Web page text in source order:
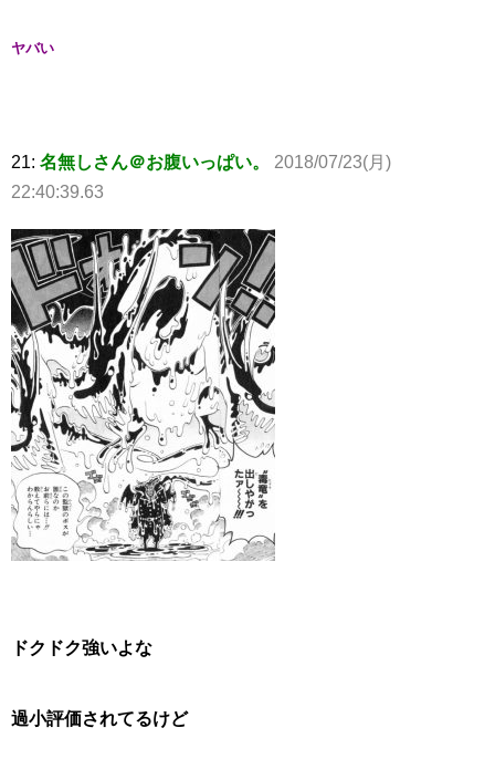
ヤバい
21: 名無しさん＠お腹いっぱい。
2018/07/23(月)
22:40:39.63
ドクドク強いよな
過小評価されてるけど